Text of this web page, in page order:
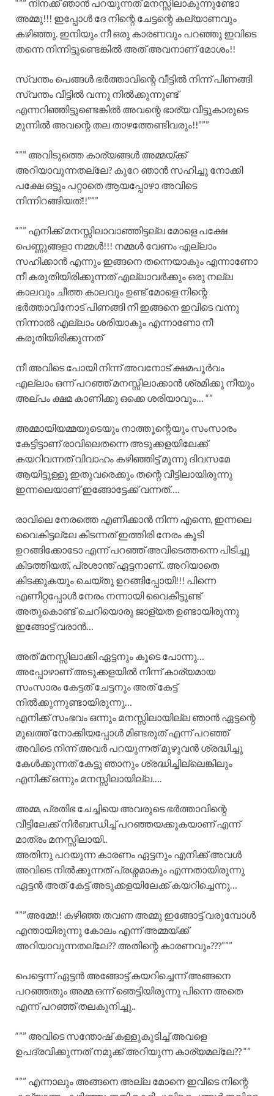
“”” നിനക്ക് ഞാൻ പറയുന്നത് മനസ്സിലാകുന്നുണ്ടോ
അമ്മു!!! ഇപ്പോൾ ദേ നിന്റെ ചേട്ടന്റെ കല്യാണവും
കഴിഞ്ഞു. ഇനിയും നീ ഒരു കാരണവും പറഞ്ഞു ഇവിടെ
തന്നെ നിന്നിട്ടുണ്ടെങ്കിൽ അത് അവനാണ് മോശം!!
സ്വന്തം പെങ്ങൾ ഭർത്താവിന്റെ വീട്ടിൽ നിന്ന് പിണങ്ങി
സ്വന്തം വീട്ടിൽ വന്നു നിൽക്കുന്നുണ്ട്
എന്നറിഞ്ഞിട്ടുണ്ടെങ്കിൽ അവന്റെ ഭാര്യ വീട്ടുകാരുടെ
മുന്നിൽ അവന്റെ തല താഴത്തേണ്ടിവരും!!”””
“”” അവിടുത്തെ കാര്യങ്ങൾ അമ്മയ്ക്ക്
അറിയാവുന്നതല്ലേ? കുറേ ഞാൻ സഹിച്ചു നോക്കി
പക്ഷേ ഒട്ടും പറ്റാതെ ആയപ്പോഴാ അവിടെ
നിന്നിറങ്ങിയത്!!”””
“”” എനിക്ക് മനസ്സിലാവാഞ്ഞിട്ടല്ല മോളെ പക്ഷേ
പെണ്ണുങ്ങളാ നമ്മൾ!!! നമ്മൾ വേണം എല്ലാം
സഹിക്കാൻ എന്നും ഇങ്ങനെ തന്നെയാകും എന്നാണോ
നീ കരുതിയിരിക്കുന്നത് എല്ലാവർക്കും ഒരു നല്ല
കാലവും ചീത്ത കാലവും ഉണ്ട് മോളെ നിന്റെ
ഭർത്താവിനോട് പിണങ്ങി നീ ഇങ്ങനെ ഇവിടെ വന്നു
നിന്നാൽ എല്ലാം ശരിയാകും എന്നാണോ നീ
കരുതിയിരിക്കുന്നത്
നീ അവിടെ പോയി നിന്ന് അവനോട് ക്ഷമപൂർവം
എല്ലാം ഒന്ന് പറഞ്ഞ് മനസ്സിലാക്കാൻ ശ്രമിക്കു നീയും
അല്പം ക്ഷമ കാണിക്കു ഒക്കെ ശരിയാവും… “”
അമ്മായിയമ്മയുടെയും നാത്തൂന്റെയും സംസാരം
കേട്ടിട്ടാണ് രാവിലെതന്നെ അടുക്കളയിലേക്ക്
കയറിവന്നത് വിവാഹം കഴിഞ്ഞിട്ട് മൂന്നു ദിവസമേ
ആയിട്ടുള്ളൂ ഇതുവരെക്കും തന്റെ വീട്ടിലായിരുന്നു
ഇന്നലെയാണ് ഇങ്ങോട്ടേക്ക് വന്നത്….
രാവിലെ നേരത്തെ എണീക്കാൻ നിന്ന എന്നെ, ഇന്നലെ
വൈകിട്ടല്ലേ കിടന്നത് ഇത്തിരി നേരം കൂടി
ഉറങ്ങിക്കോടോ എന്ന് പറഞ്ഞ് അവിടെത്തന്നെ പിടിച്ചു
കിടത്തിയത്, പ്രശാന്ത് ഏട്ടനാണ്.. അറിയാതെ
കിടക്കുകയും ചെയ്തു ഉറങ്ങിപ്പോയി!!! പിന്നെ
എണീറ്റപ്പോൾ നേരം നന്നായി വൈകീട്ടുണ്ട്
അതുകൊണ്ട് ചെറിയൊരു ജാള്യത ഉണ്ടായിരുന്നു
ഇങ്ങോട്ട് വരാൻ…
അത് മനസ്സിലാക്കി ഏട്ടനും കൂടെ പോന്നു…
അപ്പോഴാണ് അടുക്കളയിൽ നിന്ന് കാര്യമായ
സംസാരം കേട്ടത് ചേട്ടനും അത് കേട്ട്
നിൽക്കുന്നുണ്ടായിരുന്നു…
എനിക്ക് സംഭവം ഒന്നും മനസ്സിലായില്ല ഞാൻ ഏട്ടന്റെ
മുഖത്ത് നോക്കിയപ്പോൾ മിണ്ടരുത് എന്ന് പറഞ്ഞ്
അവിടെ നിന്ന് അവർ പറയുന്നത് മുഴുവൻ ശ്രദ്ധിച്ചു
കേൾക്കുന്നത് കേട്ടു ഞാനും ശ്രദ്ധിച്ചില്ലെങ്കിലും
എനിക്ക് ഒന്നും മനസ്സിലായില്ല….
അമ്മ, പ്രതിഭ ചേച്ചിയെ അവരുടെ ഭർത്താവിന്റെ
വീട്ടിലേക്ക് നിർബന്ധിച്ച് പറഞ്ഞയക്കുകയാണ് എന്ന്
മാത്രം മനസ്സിലായി..
അതിനു പറയുന്ന കാരണം ഏട്ടനും എനിക്ക് അവൾ
അവിടെ നിൽക്കുന്നത് പ്രശ്നമാകും എന്നതായിരുന്നു
ഏട്ടൻ അത് കേട്ട് അടുക്കളയിലേക്ക് കയറിച്ചെന്നു…
“””അമ്മേ!! കഴിഞ്ഞ തവണ അമ്മു ഇങ്ങോട്ട് വരുമ്പോൾ
എന്തായിരുന്നു കോലം എന്ന് അമ്മയ്ക്ക്
അറിയാവുന്നതല്ലേ?? അതിന്റെ കാരണവും???”””
പെട്ടെന്ന് ഏട്ടൻ അങ്ങോട്ട് കയറിച്ചെന്ന് അങ്ങനെ
പറഞ്ഞതും അമ്മ ഒന്ന് ഞെട്ടിയിരുന്നു പിന്നെ അതെ
എന്ന് പറഞ്ഞ് തലകുനിച്ചു..
“”” അവിടെ സന്തോഷ് കള്ളുകുടിച്ച് അവളെ
ഉപദ്രവിക്കുന്നത് നമുക്ക് അറിയുന്ന കാര്യമല്ലേ?? “”
“”” എന്നാലും അങ്ങനെ അല്ല മോനെ ഇവിടെ നിന്റെ